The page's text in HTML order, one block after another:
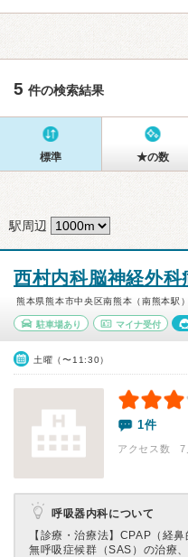
5 件の検索結果
標準 ★の数
駅周辺
西村内科脳神経外科
熊本県熊本市中央区南熊本（南熊本駅）
駐車場あり マイナ受付
土曜（〜11:30）
1件
アクセス数 7
呼吸器内科について
【診療・治療法】 CPAP（経
無呼吸症候群（SAS）の治療